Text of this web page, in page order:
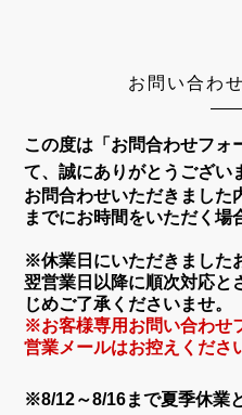
お問い合わ
この度は「お問合わせフォ
て、誠にありがとうござい
お問合わせいただきました
までにお時間をいただく場
※休業日にいただきました
翌営業日以降に順次対応と
じめご了承くださいませ。
※お客様専用お問い合わせ
営業メールはお控えくださ
※8/12～8/16まで夏季休業